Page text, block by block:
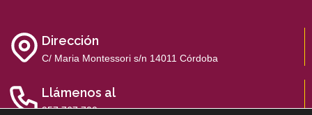
Dirección
C/ Maria Montessori s/n 14011 Córdoba
Llámenos al
957 767 700